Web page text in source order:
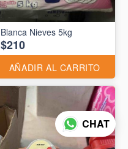
Blanca Nieves 5kg
$210
AÑADIR AL CARRITO
CHAT